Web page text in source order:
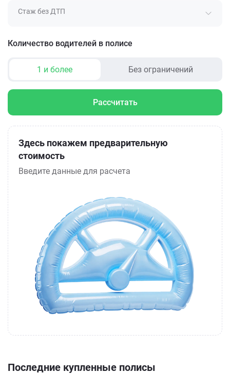
Стаж без ДТП
Количество водителей в полисе
1 и более Без ограничений
Рассчитать
Здесь покажем предварительную
стоимость
Введите данные для расчета
Последние купленные полисы